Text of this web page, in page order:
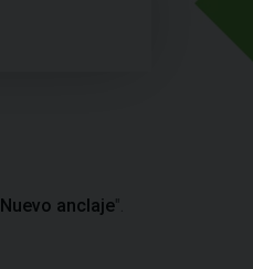
Nuevo anclaje".